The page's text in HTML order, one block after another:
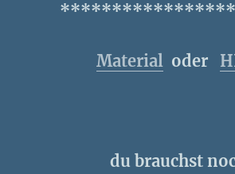
Materialoder
du brauchst